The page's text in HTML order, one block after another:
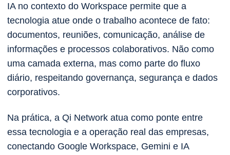
IA no contexto do Workspace permite que a
tecnologia atue onde o trabalho acontece de fato:
documentos, reuniões, comunicação, análise de
informações e processos colaborativos. Não como
uma camada externa, mas como parte do fluxo
diário, respeitando governança, segurança e dados
corporativos.
Na prática, a Qi Network atua como ponte entre
essa tecnologia e a operação real das empresas,
conectando Google Workspace, Gemini e IA